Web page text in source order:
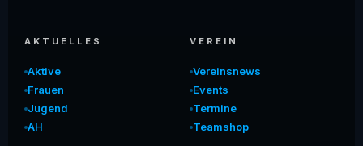
AKTUELLES
Aktive
Frauen
Jugend
AH
VEREIN
Vereinsnews
Events
Termine
Teamshop